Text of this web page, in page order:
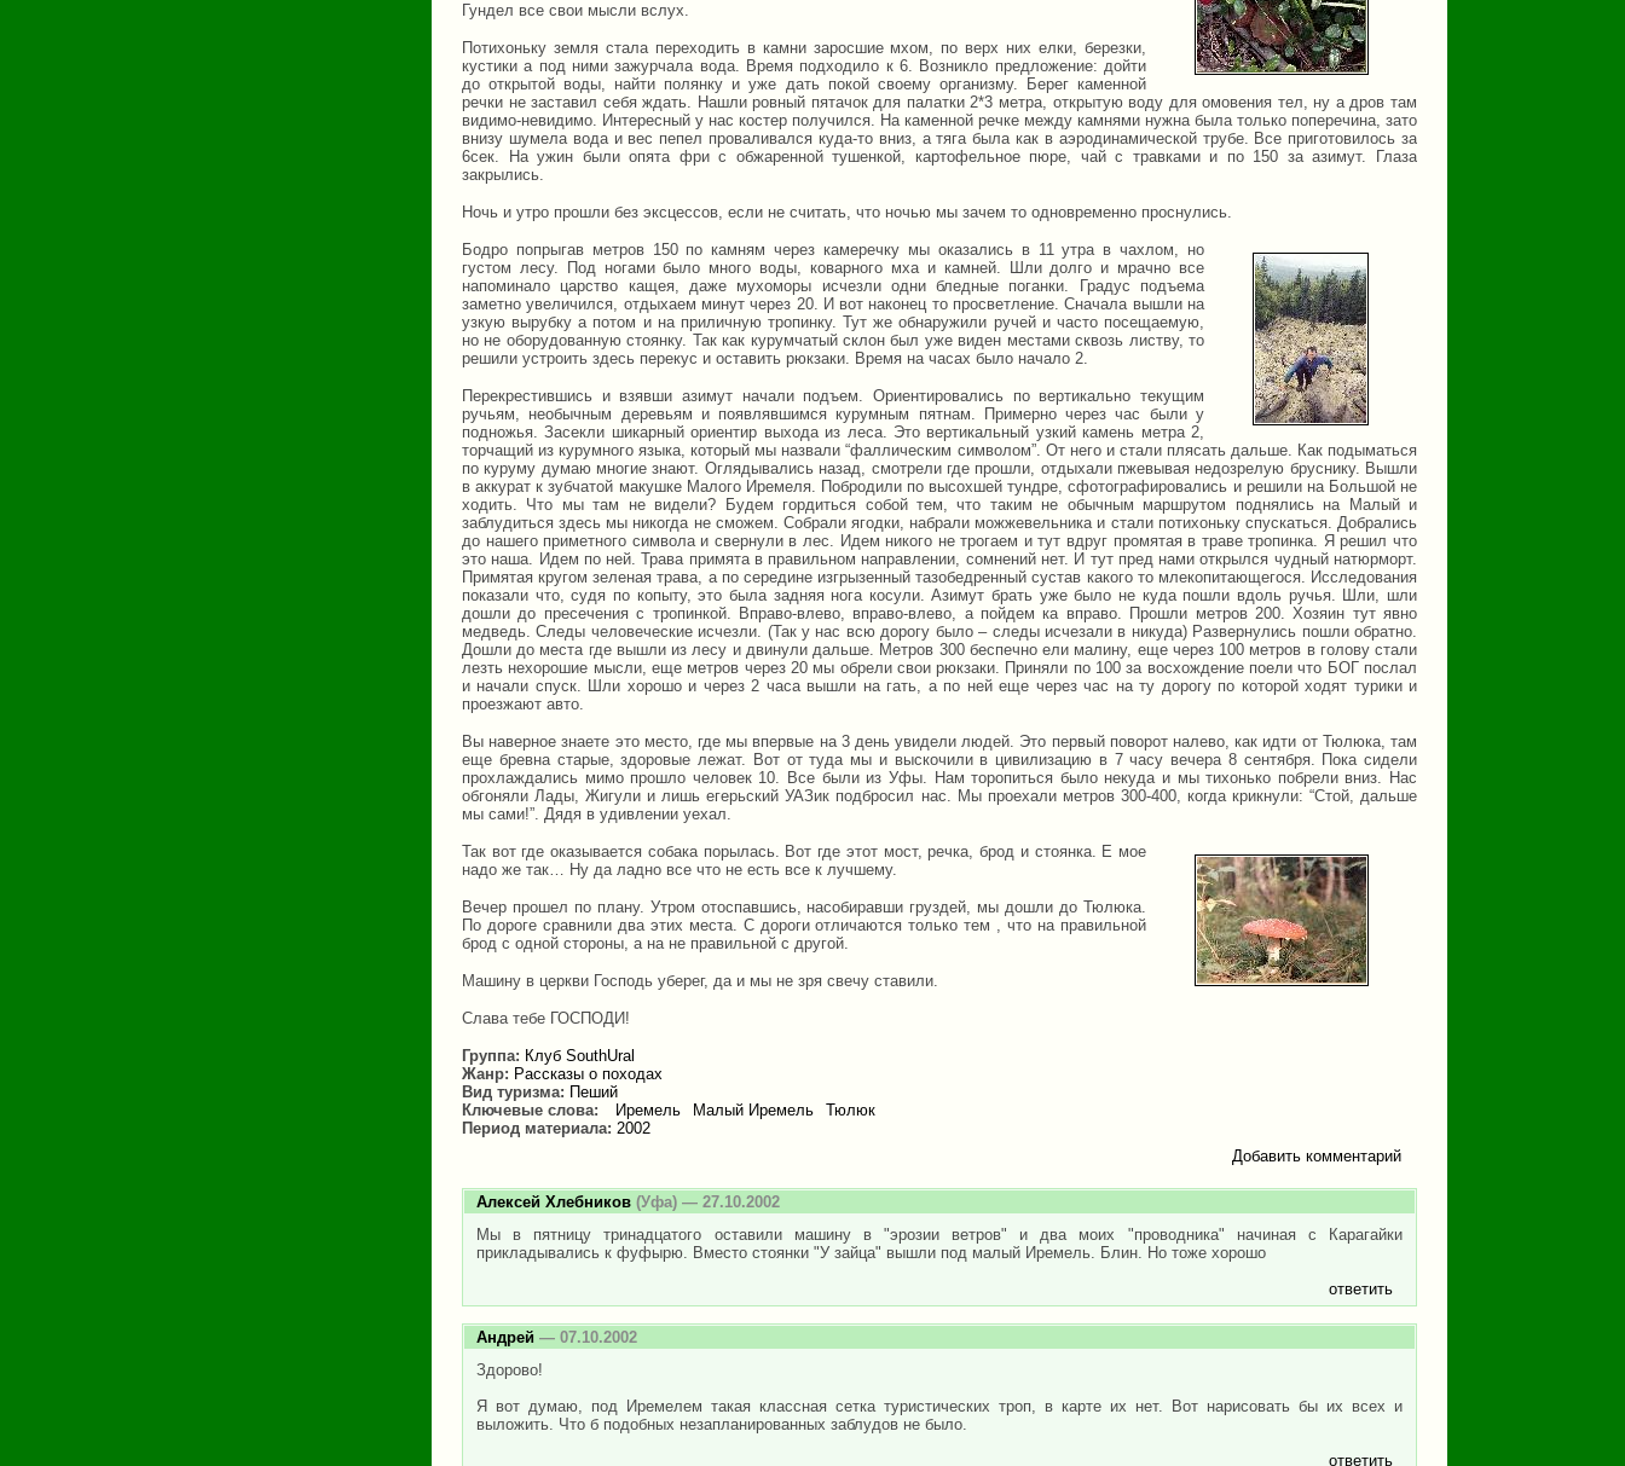
Гундел все свои мысли вслух.
Потихоньку земля стала переходить в камни заросшие мхом, по верх них елки, березки,
кустики а под ними зажурчала вода. Время подходило к 6. Возникло предложение: дойти
до открытой воды, найти полянку и уже дать покой своему организму. Берег каменной
речки не заставил себя ждать. Нашли ровный пятачок для палатки 2*3 метра, открытую воду для омовения тел, ну а дров там
видимо-невидимо. Интересный у нас костер получился. На каменной речке между камнями нужна была только поперечина, зато
внизу шумела вода и вес пепел проваливался куда-то вниз, а тяга была как в аэродинамической трубе. Все приготовилось за
6сек. На ужин были опята фри с обжаренной тушенкой, картофельное пюре, чай с травками и по 150 за азимут. Глаза
закрылись.
Ночь и утро прошли без эксцессов, если не считать, что ночью мы зачем то одновременно проснулись.
Бодро попрыгав метров 150 по камням через камеречку мы оказались в 11 утра в чахлом, но
густом лесу. Под ногами было много воды, коварного мха и камней. Шли долго и мрачно все
напоминало царство кащея, даже мухоморы исчезли одни бледные поганки. Градус подъема
заметно увеличился, отдыхаем минут через 20. И вот наконец то просветление. Сначала вышли на
узкую вырубку а потом и на приличную тропинку. Тут же обнаружили ручей и часто посещаемую,
но не оборудованную стоянку. Так как курумчатый склон был уже виден местами сквозь листву, то
решили устроить здесь перекус и оставить рюкзаки. Время на часах было начало 2.
Перекрестившись и взявши азимут начали подъем. Ориентировались по вертикально текущим
ручьям, необычным деревьям и появлявшимся курумным пятнам. Примерно через час были у
подножья. Засекли шикарный ориентир выхода из леса. Это вертикальный узкий камень метра 2,
торчащий из курумного языка, который мы назвали “фаллическим символом”. От него и стали плясать дальше. Как подыматься
по куруму думаю многие знают. Оглядывались назад, смотрели где прошли, отдыхали пжевывая недозрелую бруснику. Вышли
в аккурат к зубчатой макушке Малого Иремеля. Побродили по высохшей тундре, сфотографировались и решили на Большой не
ходить. Что мы там не видели? Будем гордиться собой тем, что таким не обычным маршрутом поднялись на Малый и
заблудиться здесь мы никогда не сможем. Собрали ягодки, набрали можжевельника и стали потихоньку спускаться. Добрались
до нашего приметного символа и свернули в лес. Идем никого не трогаем и тут вдруг промятая в траве тропинка. Я решил что
это наша. Идем по ней. Трава примята в правильном направлении, сомнений нет. И тут пред нами открылся чудный натюрморт.
Примятая кругом зеленая трава, а по середине изгрызенный тазобедренный сустав какого то млекопитающегося. Исследования
показали что, судя по копыту, это была задняя нога косули. Азимут брать уже было не куда пошли вдоль ручья. Шли, шли
дошли до пресечения с тропинкой. Вправо-влево, вправо-влево, а пойдем ка вправо. Прошли метров 200. Хозяин тут явно
медведь. Следы человеческие исчезли. (Так у нас всю дорогу было – следы исчезали в никуда) Развернулись пошли обратно.
Дошли до места где вышли из лесу и двинули дальше. Метров 300 беспечно ели малину, еще через 100 метров в голову стали
лезть нехорошие мысли, еще метров через 20 мы обрели свои рюкзаки. Приняли по 100 за восхождение поели что БОГ послал
и начали спуск. Шли хорошо и через 2 часа вышли на гать, а по ней еще через час на ту дорогу по которой ходят турики и
проезжают авто.
Вы наверное знаете это место, где мы впервые на 3 день увидели людей. Это первый поворот налево, как идти от Тюлюка, там
еще бревна старые, здоровые лежат. Вот от туда мы и выскочили в цивилизацию в 7 часу вечера 8 сентября. Пока сидели
прохлаждались мимо прошло человек 10. Все были из Уфы. Нам торопиться было некуда и мы тихонько побрели вниз. Нас
обгоняли Лады, Жигули и лишь егерьский УАЗик подбросил нас. Мы проехали метров 300-400, когда крикнули: “Стой, дальше
мы сами!”. Дядя в удивлении уехал.
Так вот где оказывается собака порылась. Вот где этот мост, речка, брод и стоянка. Е мое
надо же так… Ну да ладно все что не есть все к лучшему.
Вечер прошел по плану. Утром отоспавшись, насобиравши груздей, мы дошли до Тюлюка.
По дороге сравнили два этих места. С дороги отличаются только тем , что на правильной
брод с одной стороны, а на не правильной с другой.
Машину в церкви Господь уберег, да и мы не зря свечу ставили.
Слава тебе ГОСПОДИ!
Группа: Клуб SouthUral
Жанр: Рассказы о походах
Вид туризма: Пеший
Ключевые слова:
Иремель Малый Иремель
Тюлюк
Период материала: 2002
Добавить комментарий
Алексей Хлебников (Уфа) — 27.10.2002
Мы в пятницу тринадцатого оставили машину в "эрозии ветров" и два моих "проводника" начиная с Карагайки
прикладывались к фуфырю. Вместо стоянки "У зайца" вышли под малый Иремель. Блин. Но тоже хорошо
ответить
Андрей — 07.10.2002
Здорово!
Я вот думаю, под Иремелем такая классная сетка туристических троп, в карте их нет. Вот нарисовать бы их всех и
выложить. Что б подобных незапланированных заблудов не было.
ответить